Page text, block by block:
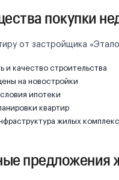
покупки
от застройщика
и качество строительства
на новостройки
ипотеки
квартир
жилых
предложения